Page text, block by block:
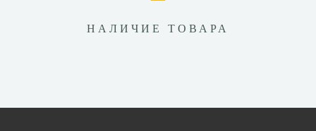
НАЛИЧИЕ ТОВАРА